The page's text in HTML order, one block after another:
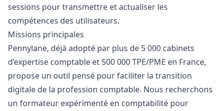
sessions pour transmettre et actualiser les
compétences des utilisateurs.
Missions principales
Pennylane, déjà adopté par plus de 5 000 cabinets
d’expertise comptable et 500 000 TPE/PME en France,
propose un outil pensé pour faciliter la transition
digitale de la profession comptable. Nous recherchons
un formateur expérimenté en comptabilité pour